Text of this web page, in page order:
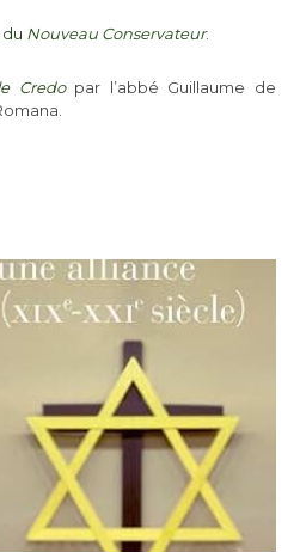
Nouveau Conservateur.
Credo par l’abbé Guillaume de